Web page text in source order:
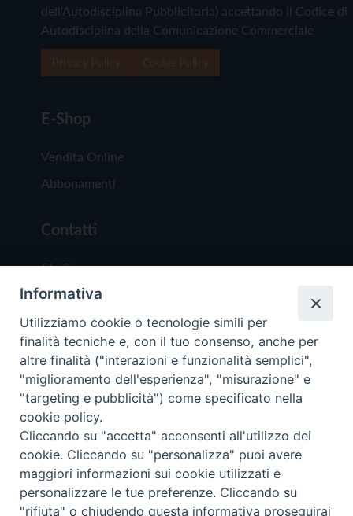
dell'Autodisciplina Pubblicitaria) accettando il Codice di
Autodisciplina della Comunicazione Commerciale
E-Shop
Vendita Online
Abbonamenti
Contatti
Chi Siamo
Redazione
Scrivici
Copyright © 2019 - Tutti i diritti riservati - Vita
Trentina Editrice
Privacy Policy
Torna
Informativa
Utilizziamo cookie o tecnologie simili per
finalità tecniche e, con il tuo consenso, anche per
altre finalità ("interazioni e funzionalità semplici",
"miglioramento dell'esperienza", "misurazione" e
"targeting e pubblicità") come specificato nella
cookie policy.
Cliccando su "accetta" acconsenti all'utilizzo dei
cookie. Cliccando su "personalizza" puoi avere
maggiori informazioni sui cookie utilizzati e
personalizzare le tue preferenze. Cliccando su
"rifiuta" o chiudendo questa informativa proseguirai